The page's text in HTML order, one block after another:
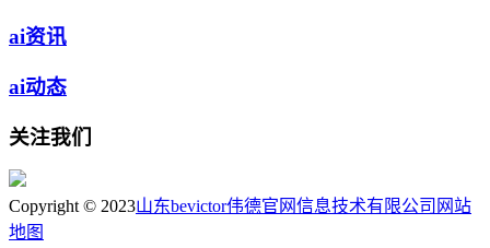
ai资讯
ai动态
关注我们
Copyright © 2023山东bevictor伟德官网信息技术有限公司 网站
地图